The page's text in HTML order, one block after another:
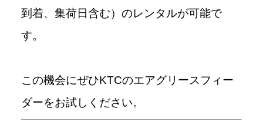
到着、集荷日含む）のレンタルが可能で
す。
この機会にぜひKTCのエアグリースフィー
ダーをお試しください。